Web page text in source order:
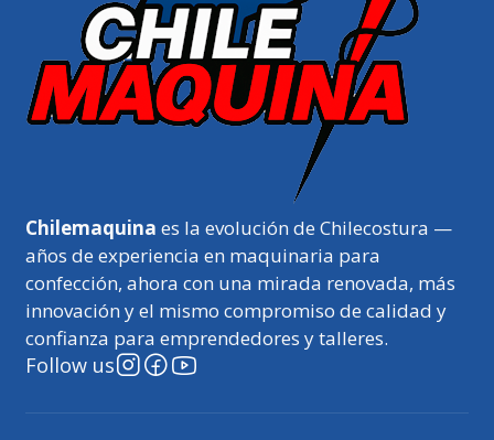
Chilemaquina es la evolución de Chilecostura —
años de experiencia en maquinaria para
confección, ahora con una mirada renovada, más
innovación y el mismo compromiso de calidad y
confianza para emprendedores y talleres.
Follow us